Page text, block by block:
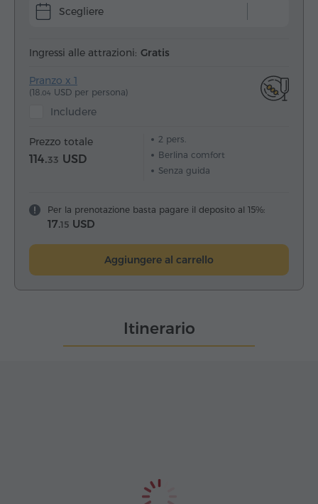
Scegliere
Ingressi alle attrazioni: Gratis
Pranzo x 1
(18.04 USD per persona)
Includere
Prezzo totale
114.33 USD
2pers.
Berlina comfort
Senza guida
Per la prenotazione basta pagare il deposito al 15%:
17.15 USD
Aggiungere al carrello
Itinerario